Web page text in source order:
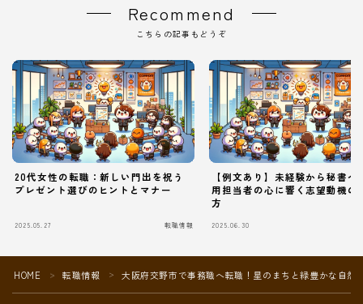
Follow Me
Recommend
こちらの記事もどうぞ
20代女性の転職：新しい門出を祝う
プレゼント選びのヒントとマナー
2025.05.27 転職情報
【例文あり】未経験から秘書へ
用担当者の心に響く志望動機の
方
2025.06.30
HOME ＞ 転職情報 ＞ 大阪府交野市で事務職へ転職！星のまちと緑豊かな自然